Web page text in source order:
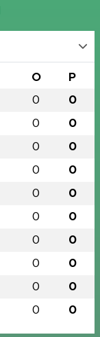
O P
0 0
0 0
0 0
0 0
0 0
0 0
0 0
0 0
0 0
0 0